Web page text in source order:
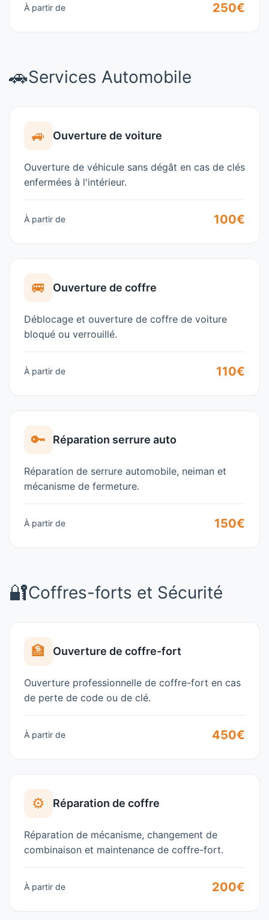
À partir de 250€
🚗Services Automobile
🚙 Ouverture de voiture
Ouverture de véhicule sans dégât en cas de clés
enfermées à l'intérieur.
À partir de 100€
🚐 Ouverture de coffre
Déblocage et ouverture de coffre de voiture
bloqué ou verrouillé.
À partir de 110€
🔑 Réparation serrure auto
Réparation de serrure automobile, neiman et
mécanisme de fermeture.
À partir de 150€
🔐Coffres-forts et Sécurité
🏦 Ouverture de coffre-fort
Ouverture professionnelle de coffre-fort en cas
de perte de code ou de clé.
À partir de 450€
⚙️ Réparation de coffre
Réparation de mécanisme, changement de
combinaison et maintenance de coffre-fort.
À partir de 200€